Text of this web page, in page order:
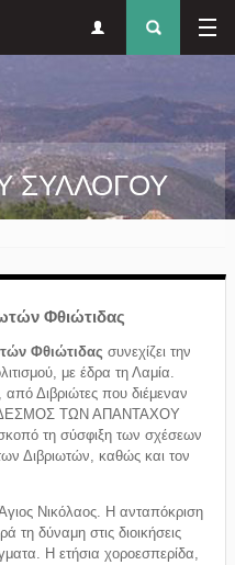
μενού
ΣΥΛΛΟΓΟΥ
Φθιώτιδας
Φθιώτιδας συνεχίζει την
με έδρα τη Λαμία.
από Διβριώτες που διέμεναν
ΤΩΝ ΑΠΑΝΤΑΧΟΥ
τη σύσφιξη των σχέσεων
Διβριωτών, καθώς και τον
Άγιος Νικόλαος. Η ανταπόκριση
τη δύναμη στις διοικήσεις
Η ετήσια χοροεσπερίδα,